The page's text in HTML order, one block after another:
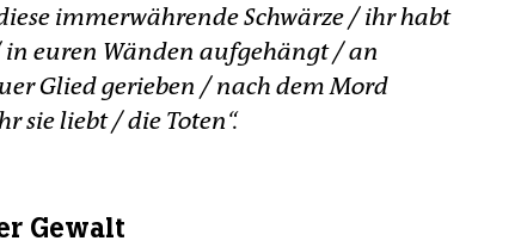
immerwährende Schwärze / ihr habt
euren Wänden aufgehängt / an
Glied gerieben / nach dem Mord
sie liebt / die Toten“.
Gewalt